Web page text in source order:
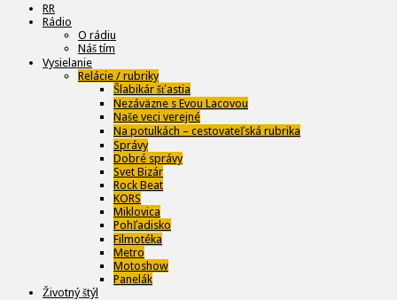
RR
Rádio
O rádiu
Náš tím
Vysielanie
Relácie / rubriky
Šlabikár šťastia
Nezáväzne s Evou Lacovou
Naše veci verejné
Na potulkách – cestovateľská rubrika
Správy
Dobré správy
Svet Bizár
Rock Beat
KORS
Miklovica
Pohľadisko
Filmotéka
Metro
Motoshow
Panelák
Životný štýl